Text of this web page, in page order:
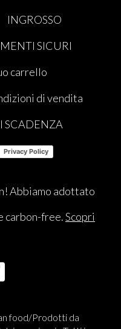
INGROSSO
SICURI
carrello
di vendita
SCADENZA
Privacy Policy
Abbiamo adottato
carbon-free.Scopri
food/Prodotti da